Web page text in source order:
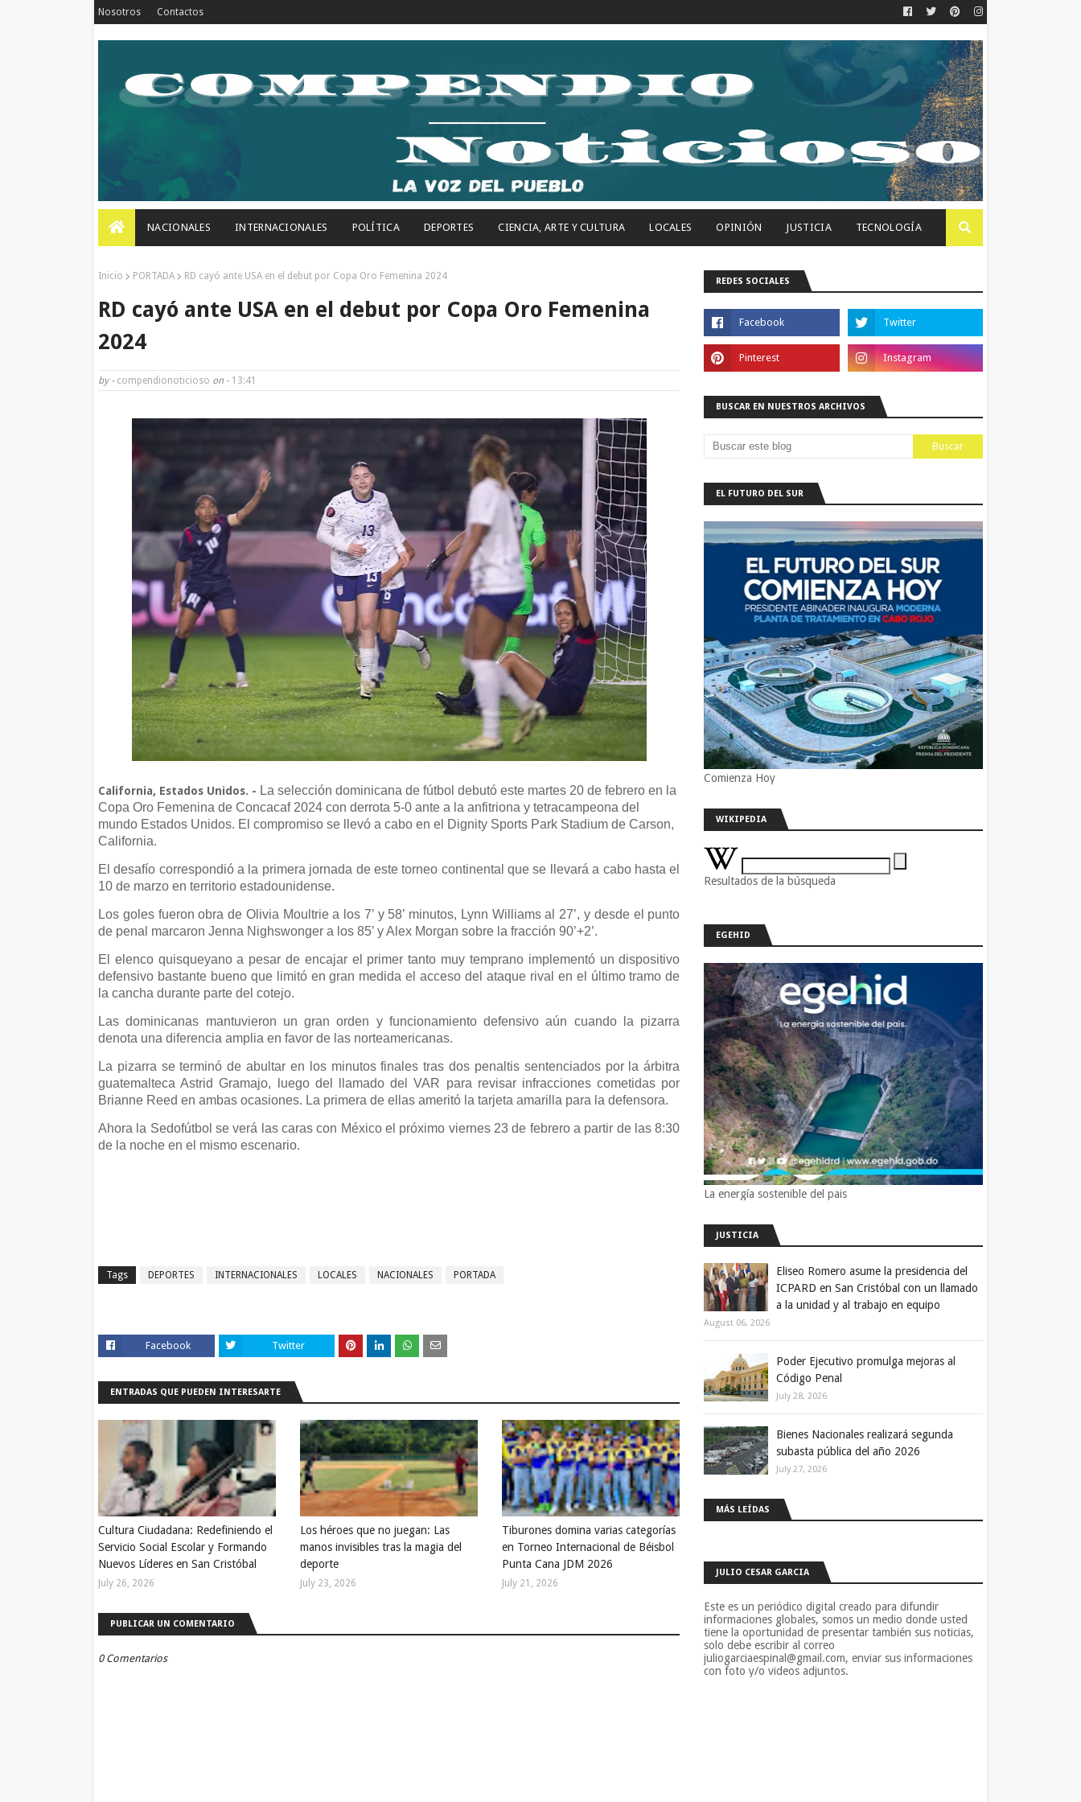
Nosotros Contactos
NACIONALES INTERNACIONALES POLÍTICA DEPORTES CIENCIA, ARTE Y CULTURA LOCALES OPINIÓN JUSTICIA TECNOLOGÍA
Inicio PORTADA RD cayó ante USA en el debut por Copa Oro Femenina 2024
RD cayó ante USA en el debut por Copa Oro Femenina
2024
by - compendionoticioso on - 13:41
California, Estados Unidos. - La selección dominicana de fútbol debutó este martes 20 de febrero en la
Copa Oro Femenina de Concacaf 2024 con derrota 5-0 ante a la anfitriona y tetracampeona del
mundo Estados Unidos. El compromiso se llevó a cabo en el Dignity Sports Park Stadium de Carson,
California.
El desafío correspondió a la primera jornada de este torneo continental que se llevará a cabo hasta el
10 de marzo en territorio estadounidense.
Los goles fueron obra de Olivia Moultrie a los 7’ y 58’ minutos, Lynn Williams al 27’, y desde el punto
de penal marcaron Jenna Nighswonger a los 85’ y Alex Morgan sobre la fracción 90’+2’.
El elenco quisqueyano a pesar de encajar el primer tanto muy temprano implementó un dispositivo
defensivo bastante bueno que limitó en gran medida el acceso del ataque rival en el último tramo de
la cancha durante parte del cotejo.
Las dominicanas mantuvieron un gran orden y funcionamiento defensivo aún cuando la pizarra
denota una diferencia amplia en favor de las norteamericanas.
La pizarra se terminó de abultar en los minutos finales tras dos penaltis sentenciados por la árbitra
guatemalteca Astrid Gramajo, luego del llamado del VAR para revisar infracciones cometidas por
Brianne Reed en ambas ocasiones. La primera de ellas ameritó la tarjeta amarilla para la defensora.
Ahora la Sedofútbol se verá las caras con México el próximo viernes 23 de febrero a partir de las 8:30
de la noche en el mismo escenario.
Tags DEPORTES INTERNACIONALES LOCALES NACIONALES PORTADA
Facebook Twitter
ENTRADAS QUE PUEDEN INTERESARTE
Cultura Ciudadana: Redefiniendo el
Servicio Social Escolar y Formando
Nuevos Líderes en San Cristóbal
July 26, 2026
Los héroes que no juegan: Las
manos invisibles tras la magia del
deporte
July 23, 2026
Tiburones domina varias categorías
en Torneo Internacional de Béisbol
Punta Cana JDM 2026
July 21, 2026
PUBLICAR UN COMENTARIO
0 Comentarios
REDES SOCIALES
BUSCAR EN NUESTROS ARCHIVOS
EL FUTURO DEL SUR
Comienza Hoy
WIKIPEDIA
Resultados de la búsqueda
EGEHID
La energía sostenible del pais
JUSTICIA
Eliseo Romero asume la presidencia del
ICPARD en San Cristóbal con un llamado
a la unidad y al trabajo en equipo
August 06, 2026
Poder Ejecutivo promulga mejoras al
Código Penal
July 28, 2026
Bienes Nacionales realizará segunda
subasta pública del año 2026
July 27, 2026
MÁS LEÍDAS
JULIO CESAR GARCIA
Este es un periódico digital creado para difundir
informaciones globales, somos un medio donde usted
tiene la oportunidad de presentar también sus noticias,
solo debe escribir al correo
juliogarciaespinal@gmail.com, enviar sus informaciones
con foto y/o videos adjuntos.